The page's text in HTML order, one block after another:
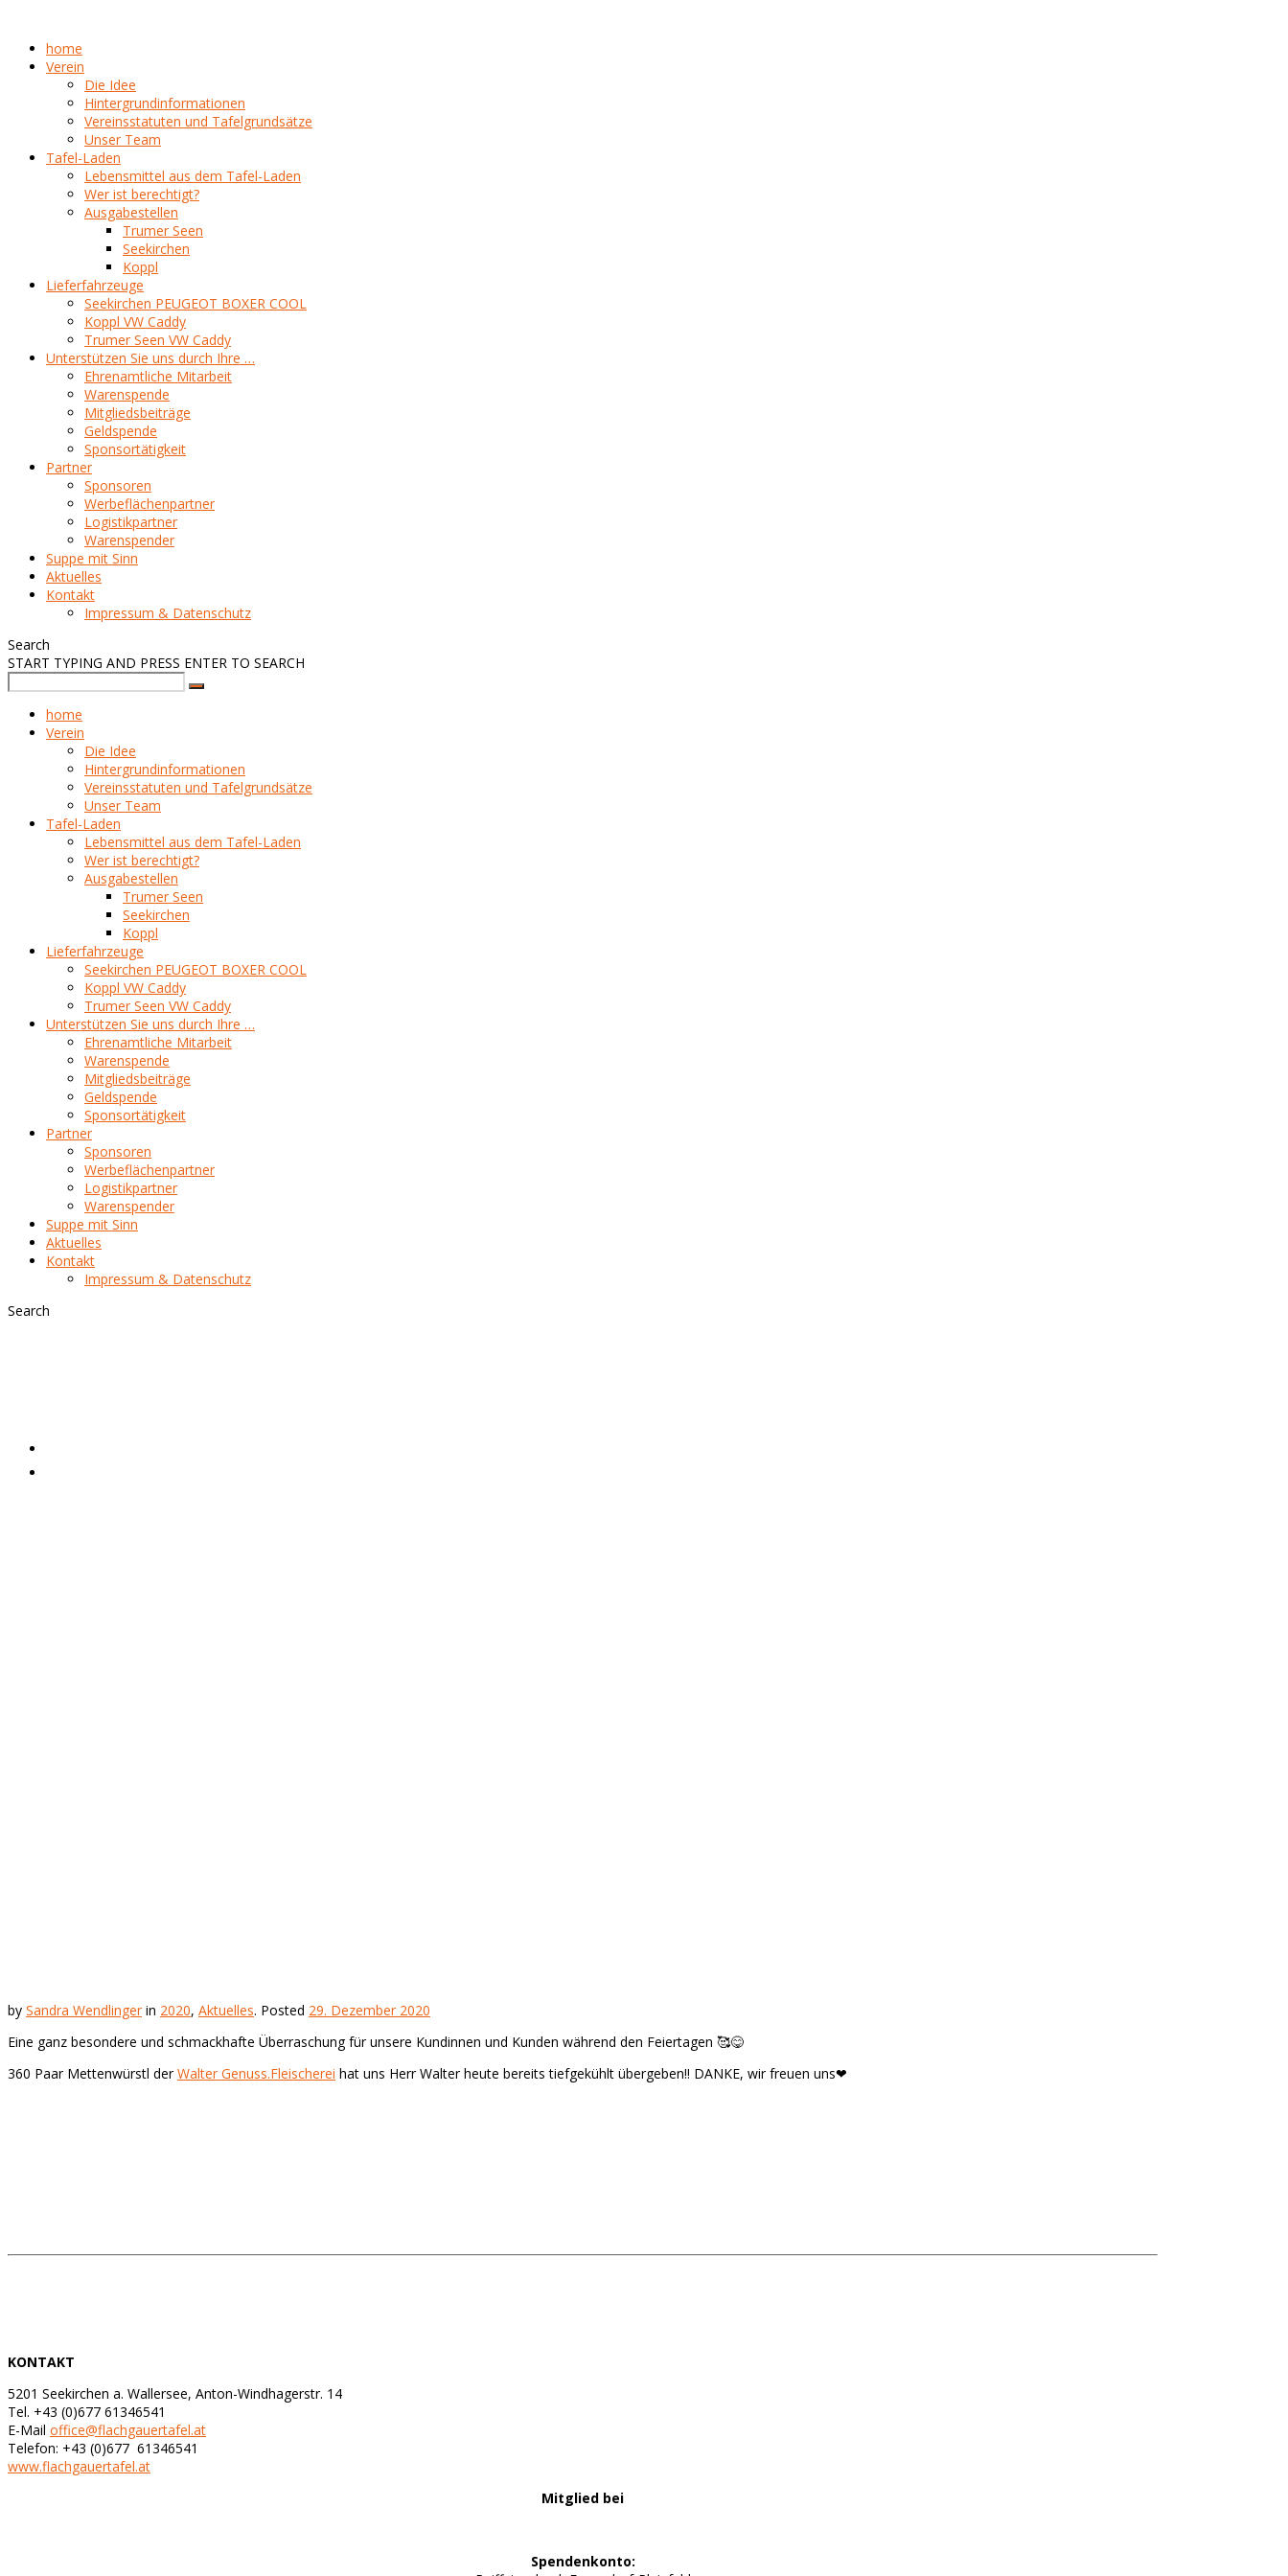
home
Verein
Die Idee
Hintergrundinformationen
Vereinsstatuten und Tafelgrundsätze
Unser Team
Tafel-Laden
Lebensmittel aus dem Tafel-Laden
Wer ist berechtigt?
Ausgabestellen
Trumer Seen
Seekirchen
Koppl
Lieferfahrzeuge
Seekirchen PEUGEOT BOXER COOL
Koppl VW Caddy
Trumer Seen VW Caddy
Unterstützen Sie uns durch Ihre …
Ehrenamtliche Mitarbeit
Warenspende
Mitgliedsbeiträge
Geldspende
Sponsortätigkeit
Partner
Sponsoren
Werbeflächenpartner
Logistikpartner
Warenspender
Suppe mit Sinn
Aktuelles
Kontakt
Impressum & Datenschutz
Search
START TYPING AND PRESS ENTER TO SEARCH
home
Verein
Die Idee
Hintergrundinformationen
Vereinsstatuten und Tafelgrundsätze
Unser Team
Tafel-Laden
Lebensmittel aus dem Tafel-Laden
Wer ist berechtigt?
Ausgabestellen
Trumer Seen
Seekirchen
Koppl
Lieferfahrzeuge
Seekirchen PEUGEOT BOXER COOL
Koppl VW Caddy
Trumer Seen VW Caddy
Unterstützen Sie uns durch Ihre …
Ehrenamtliche Mitarbeit
Warenspende
Mitgliedsbeiträge
Geldspende
Sponsortätigkeit
Partner
Sponsoren
Werbeflächenpartner
Logistikpartner
Warenspender
Suppe mit Sinn
Aktuelles
Kontakt
Impressum & Datenschutz
Search
by Sandra Wendlinger in 2020, Aktuelles. Posted 29. Dezember 2020
Eine ganz besondere und schmackhafte Überraschung für unsere Kundinnen und Kunden während den Feiertagen 🥰😋
360 Paar Mettenwürstl derWalter Genuss.Fleischerei hat uns Herr Walter heute bereits tiefgekühlt übergeben!! DANKE, wir freuen uns❤
KONTAKT
5201 Seekirchen a. Wallersee, Anton-Windhagerstr. 14
Tel. +43 (0)677 61346541
E-Mail office@flachgauertafel.at
Telefon: +43 (0)677 61346541
www.flachgauertafel.at
Mitglied bei
Spendenkonto: